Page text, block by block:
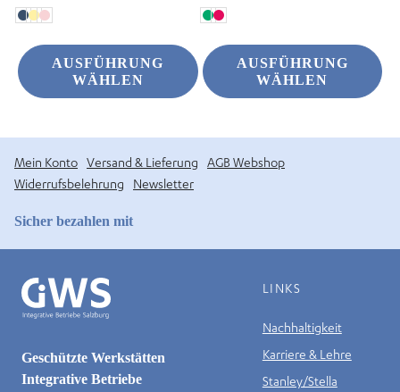
AUSFÜHRUNG
WÄHLEN
AUSFÜHRUNG
WÄHLEN
Mein Konto Versand & Lieferung
AGB Webshop
Widerrufsbelehrung
Newsletter
Sicher bezahlen mit
Geschützte Werkstätten
Integrative Betriebe
LINKS
Nachhaltigkeit
Karriere & Lehre
Stanley/Stella